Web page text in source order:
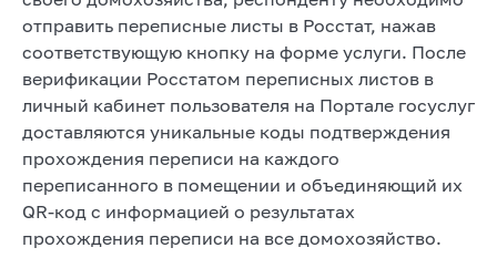
отправить переписные листы в Росстат, нажав
соответствующую кнопку на форме услуги. После
верификации Росстатом переписных листов в
личный кабинет пользователя на Портале госуслуг
доставляются уникальные коды подтверждения
прохождения переписи на каждого
переписанного в помещении и объединяющий их
QR-код с информацией о результатах
прохождения переписи на все домохозяйство.